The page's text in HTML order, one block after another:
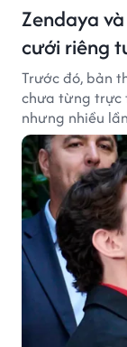
Zendaya
cưới riêng
Trước đó, bản
chưa từng trực
nhưng nhiều